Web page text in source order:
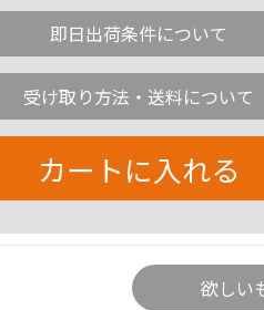
即日出荷条件について
受け取り方法・送料について
カートに入れる
欲しい